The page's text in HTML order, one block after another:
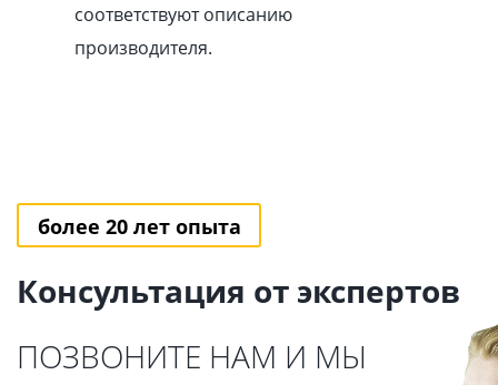
соответствуют описанию
производителя.
более 20 лет опыта
Консультация от экспертов
ПОЗВОНИТЕ НАМ И МЫ